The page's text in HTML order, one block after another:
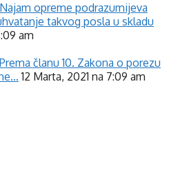
Najam opreme podrazumijeva
takvog posla u skladu
am
Prema članu 10. Zakona o porezu
12 Marta, 2021 na 7:09 am